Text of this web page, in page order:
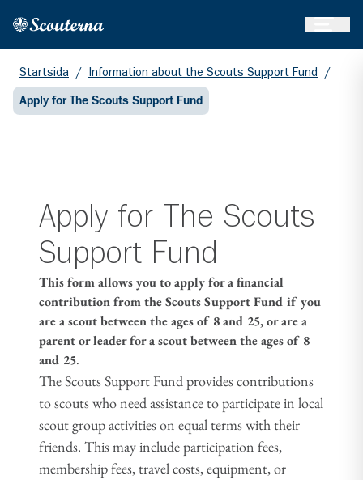
Hem
Startsida / Information about the Scouts Support Fund /
Apply for The Scouts Support Fund
Apply for The Scouts
Support Fund
This form allows you to apply for a financial
contribution from the Scouts Support Fund if you
are a scout between the ages of 8 and 25, or are a
parent or leader for a scout between the ages of 8
and 25.
The Scouts Support Fund provides contributions
to scouts who need assistance to participate in local
scout group activities on equal terms with their
friends. This may include participation fees,
membership fees, travel costs, equipment, or